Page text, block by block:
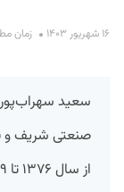
۱۶ شهریور ۱۴۰۳ زمان
سعید
صنعتی شریف و